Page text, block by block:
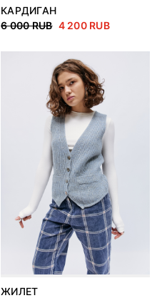
КАРДИГАН
6 000 RUB 4 200 RUB
ЖИЛЕТ